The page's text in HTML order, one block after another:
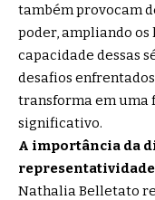
também provocam
poder, ampliando os
capacidade dessas
desafios
transforma em uma
significativo.
A importância da
representatividade
Nathalia Belletato